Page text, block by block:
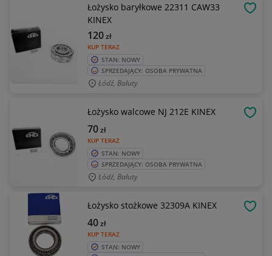
Łożysko baryłkowe 22311 CAW33
KINEX
KUP TERAZ
120zł
STAN: NOWY
SPRZEDAJĄCY: OSOBA PRYWATNA
Łódź, Bałuty
Łożysko walcowe NJ 212E KINEX
KUP TERAZ
70zł
STAN: NOWY
SPRZEDAJĄCY: OSOBA PRYWATNA
Łódź, Bałuty
Łożysko stożkowe 32309A KINEX
KUP TERAZ
40zł
STAN: NOWY